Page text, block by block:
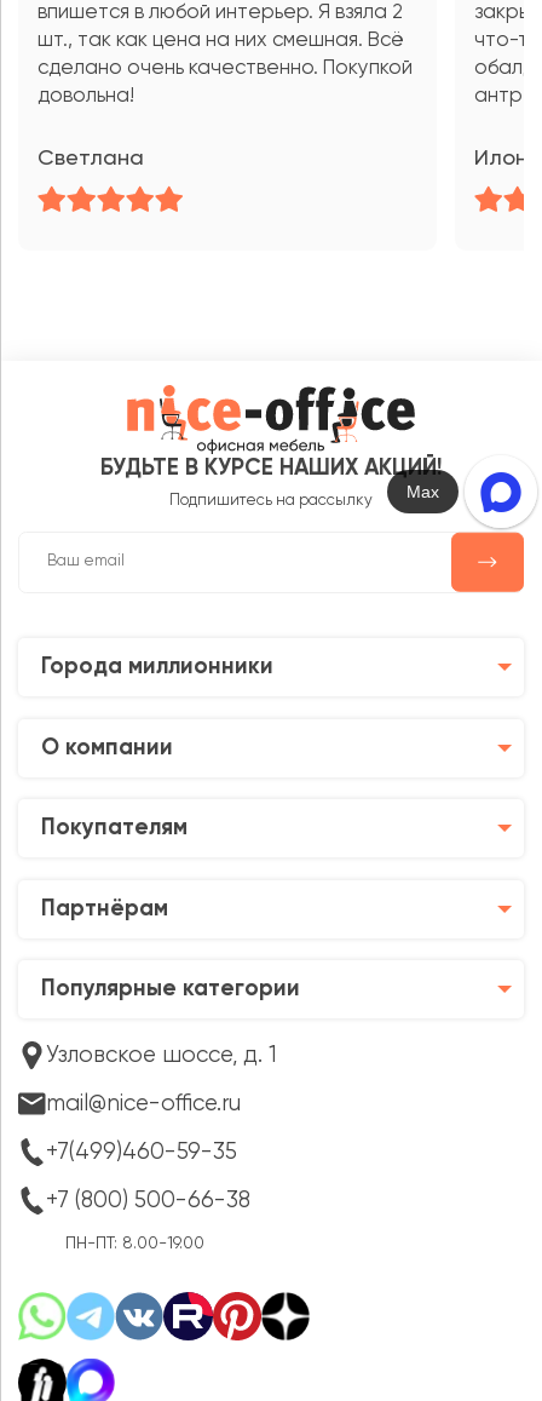
впишется в любой интерьер. Я взяла 2
шт., так как цена на них смешная. Всё
сделано очень качественно. Покупкой
довольна!
Светлана
что-
Илона
БУДЬТЕ В КУРСЕ НАШИХ АКЦИЙ!
Подпишитесь на рассылку
Города миллионники
О компании
Покупателям
Партнёрам
Популярные категории
Узловское шоссе, д. 1
mail@nice-office.ru
+7(499)460-59-35
+7 (800) 500-66-38
ПН-ПТ: 8.00-19.00
Написать в чат